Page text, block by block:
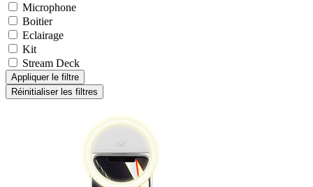
Microphone
Boitier
Eclairage
Kit
Stream Deck